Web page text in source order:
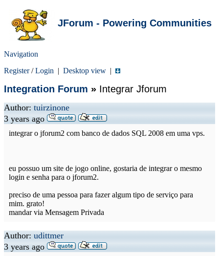
JForum - Powering Communities
Navigation
Register/Login | Desktop view |
Integration Forum » Integrar Jforum
Author: tuirzinone
3 years ago
integrar o jforum2 com banco de dados SQL 2008 em uma vps.
eu possuo um site de jogo online, gostaria de integrar o mesmo
login e senha para o jforum2.
preciso de uma pessoa para fazer algum tipo de serviço para
mim. grato!
mandar via Mensagem Privada
Author: udittmer
3 years ago